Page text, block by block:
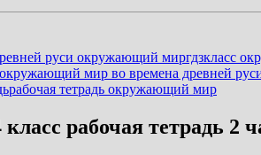
руси окружающий миргдзкласс
окружающий мир во времена древней
рабочая тетрадь окружающий мир
рабочая тетрадь 2